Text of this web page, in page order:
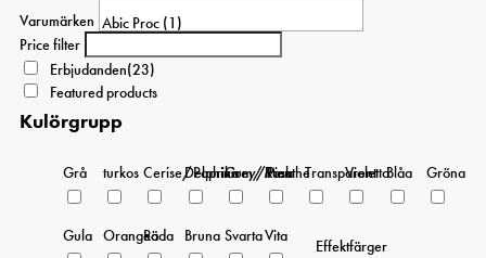
kan
väljas
på
produktsidan
Varumärken
Price filter
Erbjudanden(23)
Featured products
Kulörgrupp
Grå turkos Cerise/Paprika
Delphinium/Menthe
Grey/Pink
Rosa Transparent
ViolettaBlåa Gröna
Gula OrangeaRöda Bruna SvartaVita
Effektfärger